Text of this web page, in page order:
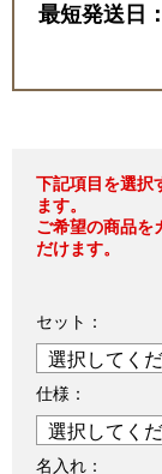
最短発送日：
下記項目を選択
ます。
ご希望の商品を
だけます。
セット：
仕様：
名入れ：